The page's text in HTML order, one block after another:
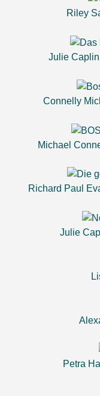
Riley
Julie Caplin
Connelly
Michael
Richard Paul
Julie
Petra